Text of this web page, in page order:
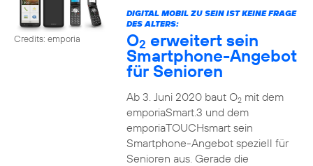
Credits: emporia
DIGITAL MOBIL ZU SEIN IST KEINE FRAGE
DES ALTERS:
O2 erweitert sein
Smartphone-Angebot
für Senioren
Ab 3. Juni 2020 baut O2mit dem
emporiaSmart.3 und dem
emporiaTOUCHsmart sein
Smartphone-Angebot speziell für
Senioren aus. Gerade die